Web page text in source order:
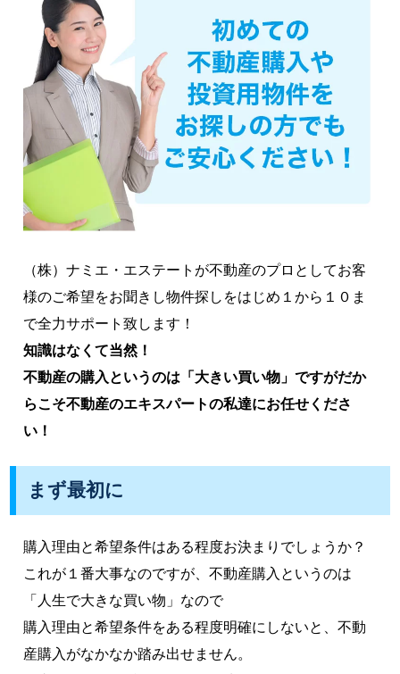
（株）ナミエ・エステートが不動産のプロとしてお客
様のご希望をお聞きし物件探しをはじめ１から１０ま
で全力サポート致します！
知識はなくて当然！
不動産の購入というのは「大きい買い物」ですがだか
らこそ不動産のエキスパートの私達にお任せくださ
い！
まず最初に
購入理由と希望条件はある程度お決まりでしょうか？
これが１番大事なのですが、不動産購入というのは
「人生で大きな買い物」なので
購入理由と希望条件をある程度明確にしないと、不動
産購入がなかなか踏み出せません。